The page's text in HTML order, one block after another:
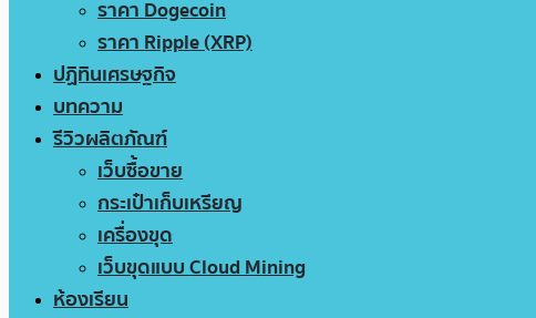
ราคา Dogecoin
ราคา Ripple (XRP)
ปฏิทินเศรษฐกิจ
บทความ
รีวิวผลิตภัณฑ์
เว็บซื้อขาย
กระเป๋าเก็บเหรียญ
เครื่องขุด
เว็บขุดแบบ Cloud Mining
ห้องเรียน